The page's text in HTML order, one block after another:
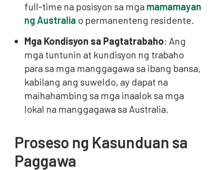
full-time na posisyon sa mga mamamayan
ng Australia o permanenteng residente.
Mga Kondisyon sa Pagtatrabaho: Ang
mga tuntunin at kundisyon ng trabaho
para sa mga manggagawa sa ibang bansa,
kabilang ang suweldo, ay dapat na
maihahambing sa mga inaalok sa mga
lokal na manggagawa sa Australia.
Proseso ng Kasunduan sa
Paggawa